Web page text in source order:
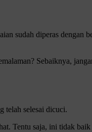
sudah diperas dengan
Sebaiknya,
telah selesai dicuci.
Tentu saja, ini tidak